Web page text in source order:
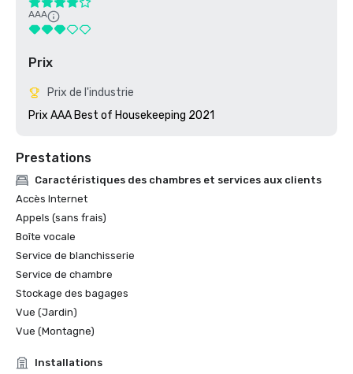
AAA
Prix
Prix de l'industrie
Prix AAA Best of Housekeeping 2021
Prestations
Caractéristiques des chambres et services aux clients
Accès Internet
Appels (sans frais)
Boîte vocale
Service de blanchisserie
Service de chambre
Stockage des bagages
Vue (Jardin)
Vue (Montagne)
Installations